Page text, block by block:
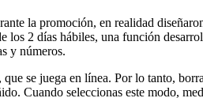
la promoción, en realidad
los 2 días hábiles, una función
y números.
se juega en línea. Por lo tanto,
Cuando seleccionas este modo,